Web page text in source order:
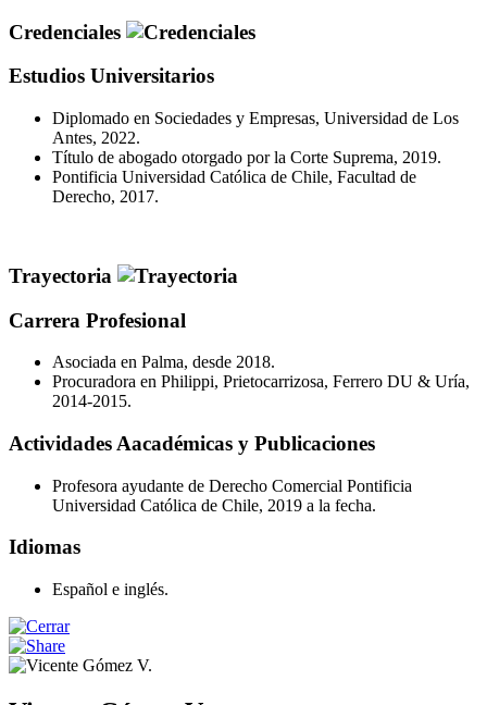
Credenciales
Estudios Universitarios
Diplomado en Sociedades y Empresas, Universidad de Los
Antes, 2022.
Título de abogado otorgado por la Corte Suprema, 2019.
Pontificia Universidad Católica de Chile, Facultad de
Derecho, 2017.
Trayectoria
Carrera Profesional
Asociada en Palma, desde 2018.
Procuradora en Philippi, Prietocarrizosa, Ferrero DU & Uría,
2014-2015.
Actividades Aacadémicas y Publicaciones
Profesora ayudante de Derecho Comercial Pontificia
Universidad Católica de Chile, 2019 a la fecha.
Idiomas
Español e inglés.